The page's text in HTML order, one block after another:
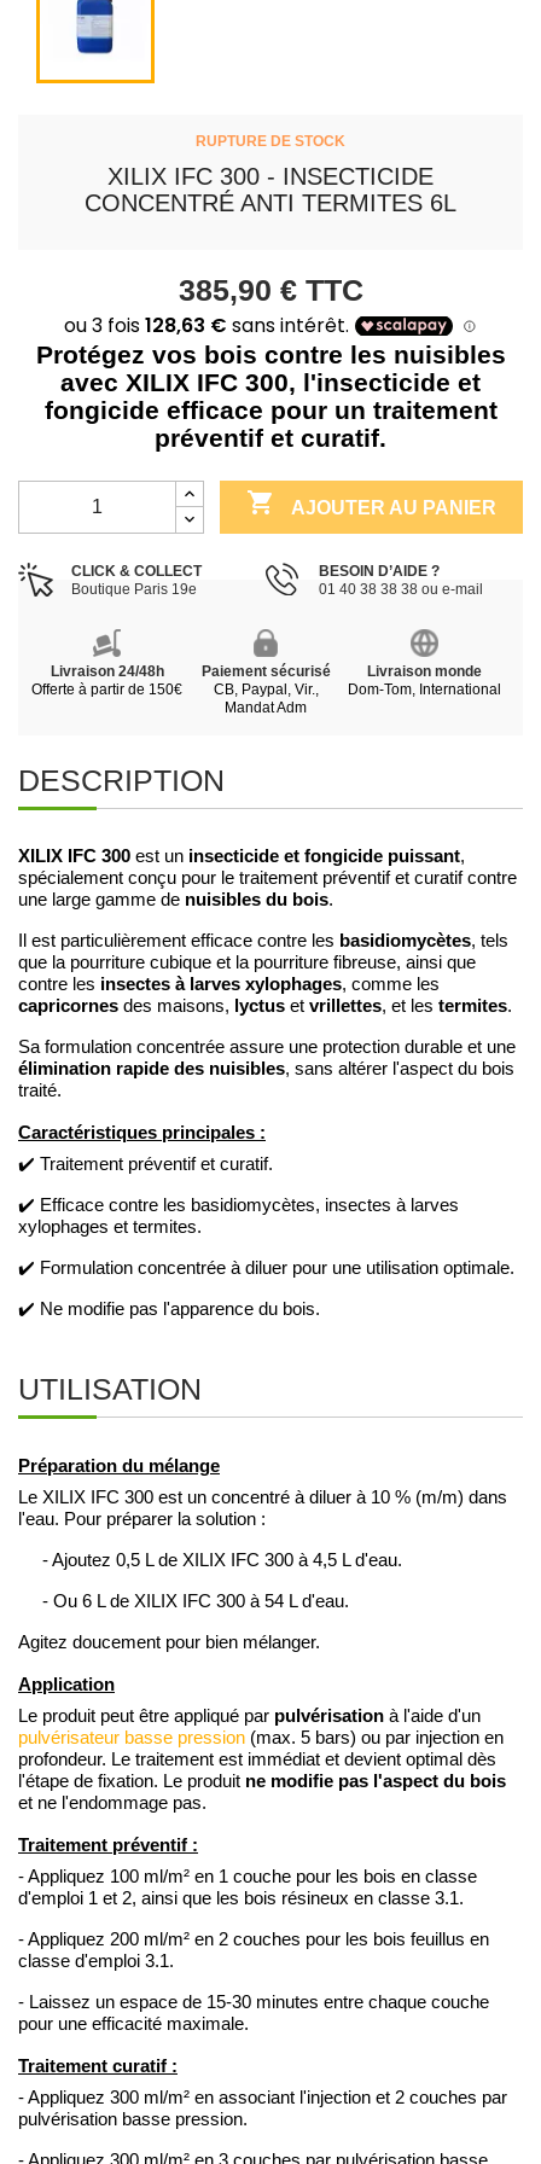
RUPTURE DE STOCK
XILIX IFC 300 - INSECTICIDE
CONCENTRÉ ANTI TERMITES 6L
385,90 € TTC
Protégez vos bois contre les nuisibles
avec XILIX IFC 300, l'insecticide et
fongicide efficace pour un traitement
préventif et curatif.
 AJOUTER AU PANIER
CLICK & COLLECT
Boutique Paris 19e
BESOIN D’AIDE ?
01 40 38 38 38 ou e-mail
Livraison 24/48h
Offerte à partir de 150€
Paiement sécurisé
CB, Paypal, Vir.,
Mandat Adm
Livraison monde
Dom-Tom, International
DESCRIPTION
XILIX IFC 300 est un insecticide et fongicide puissant,
spécialement conçu pour le traitement préventif et curatif contre
une large gamme de nuisibles du bois.
Il est particulièrement efficace contre les basidiomycètes, tels
que la pourriture cubique et la pourriture fibreuse, ainsi que
contre les insectes à larves xylophages, comme les
capricornes des maisons, lyctus et vrillettes, et les termites.
Sa formulation concentrée assure une protection durable et une
élimination rapide des nuisibles, sans altérer l'aspect du bois
traité.
Caractéristiques principales :
✔️ Traitement préventif et curatif.
✔️ Efficace contre les basidiomycètes, insectes à larves
xylophages et termites.
✔️ Formulation concentrée à diluer pour une utilisation optimale.
✔️ Ne modifie pas l'apparence du bois.
UTILISATION
Préparation du mélange
Le XILIX IFC 300 est un concentré à diluer à 10 % (m/m) dans
l'eau. Pour préparer la solution :
- Ajoutez 0,5 L de XILIX IFC 300 à 4,5 L d'eau.
- Ou 6 L de XILIX IFC 300 à 54 L d'eau.
Agitez doucement pour bien mélanger.
Application
Le produit peut être appliqué par pulvérisation à l'aide d'un
pulvérisateur basse pression (max. 5 bars) ou par injection en
profondeur. Le traitement est immédiat et devient optimal dès
l'étape de fixation. Le produit ne modifie pas l'aspect du bois
et ne l'endommage pas.
Traitement préventif :
- Appliquez 100 ml/m² en 1 couche pour les bois en classe
d'emploi 1 et 2, ainsi que les bois résineux en classe 3.1.
- Appliquez 200 ml/m² en 2 couches pour les bois feuillus en
classe d'emploi 3.1.
- Laissez un espace de 15-30 minutes entre chaque couche
pour une efficacité maximale.
Traitement curatif :
- Appliquez 300 ml/m² en associant l'injection et 2 couches par
pulvérisation basse pression.